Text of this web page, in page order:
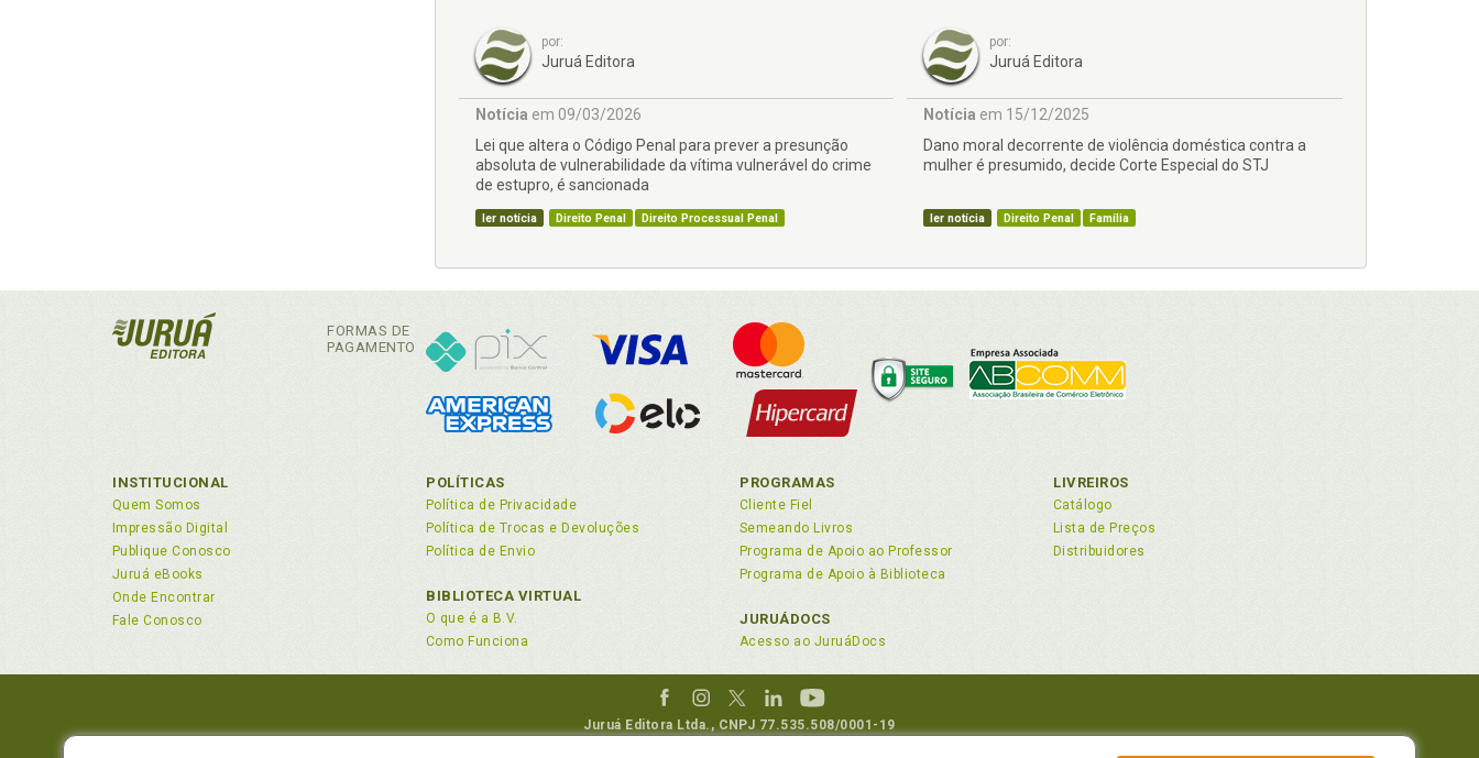
por:
Juruá Editora
Notícia em 09/03/2026
Lei que altera o Código Penal para prever a presunção
absoluta de vulnerabilidade da vítima vulnerável do crime
de estupro, é sancionada
ler notícia Direito Penal Direito Processual Penal
por:
Juruá Editora
Notícia em 15/12/2025
Dano moral decorrente de violência doméstica contra a
mulher é presumido, decide Corte Especial do STJ
ler notícia Direito Penal Família
FORMAS DE
PAGAMENTO
INSTITUCIONAL
Quem Somos
Impressão Digital
Publique Conosco
Juruá eBooks
Onde Encontrar
Fale Conosco
POLÍTICAS
Política de Privacidade
Política de Trocas e Devoluções
Política de Envio
BIBLIOTECA VIRTUAL
O que é a B.V.
Como Funciona
PROGRAMAS
Cliente Fiel
Semeando Livros
Programa de Apoio ao Professor
Programa de Apoio à Biblioteca
JURUÁDOCS
Acesso ao JuruáDocs
LIVREIROS
Catálogo
Lista de Preços
Distribuidores
Juruá Editora Ltda., CNPJ 77.535.508/0001-19